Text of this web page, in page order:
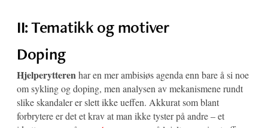
II: Tematikk og motiver
Doping
Hjelperytterenhar en mer ambisiøs agenda enn bare å si noe
om sykling og doping, men analysen av mekanismene rundt
slike skandaler er slett ikke ueffen. Akkurat som blant
forbrytere er det et krav at man ikke tyster på andre – et